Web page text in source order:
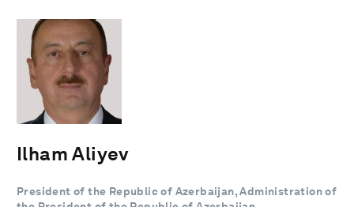
Ilham Aliyev
President of the Republic of Azerbaijan, Administration of